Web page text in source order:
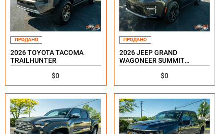
ПРОДАНО
2026 TOYOTA TACOMA
TRAILHUNTER
$0
ПРОДАНО
2026 JEEP GRAND
WAGONEER SUMMIT
RESERVE
$0